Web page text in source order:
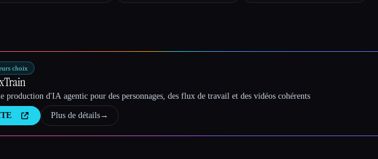
choix
production d'IA agentic pour des personnages, des flux de travail et des vidéos cohérents
Plus de détails→